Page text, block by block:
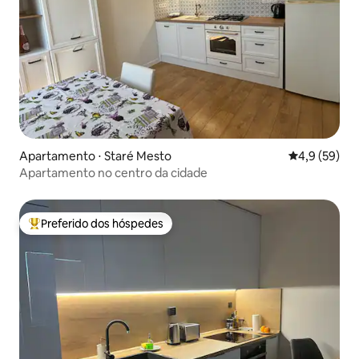
Apartamento ⋅ Staré Mesto 4,9 de uma
4,9 (59)
Apartamento no centro da cidade
Entre os melhores preferidos dos hóspedes
Preferido dos hóspedes